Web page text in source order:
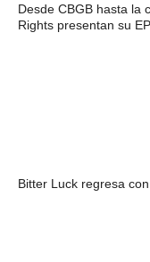
Desde CBGB hasta la
Rights presentan su
Bitter Luck regresa